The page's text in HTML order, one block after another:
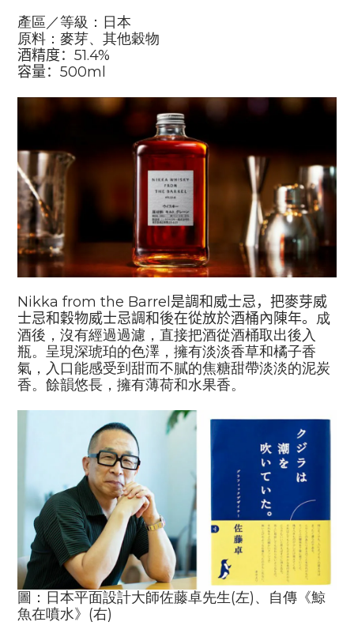
產區／等級：日本
原料：麥芽、其他穀物
酒精度： 51.4%
容量： 500ml
Nikka from the Barrel是調和威士忌，把麥芽威
士忌和穀物威士忌調和後在從放於酒桶內陳年。 成
酒後，沒有經過過濾，直接把酒從酒桶取出後入
瓶。呈現深琥珀的色澤，擁有淡淡香草和橘子香
氣，入口能感受到甜而不膩的焦糖甜帶淡淡的泥炭
香。餘韻悠長，擁有薄荷和水果香。
圖： 日本平面設計大師佐藤卓先生(左)、自傳《鯨
魚在噴水》(右)